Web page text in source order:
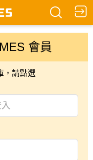
會員
，請點選